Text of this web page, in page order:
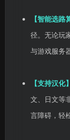
【智能选路
径。无论玩
与游戏服务
【支持汉化】
文、日文等
言障碍，轻